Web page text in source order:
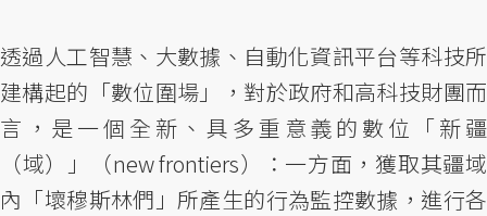
透過人工智慧、大數據、自動化資訊平台等科技所
建構起的「數位圍場」，對於政府和高科技財團而
言，是一個全新、具多重意義的數位「新疆
（域）」（new frontiers）：一方面，獲取其疆域
內「壞穆斯林們」所產生的行為監控數據，進行各